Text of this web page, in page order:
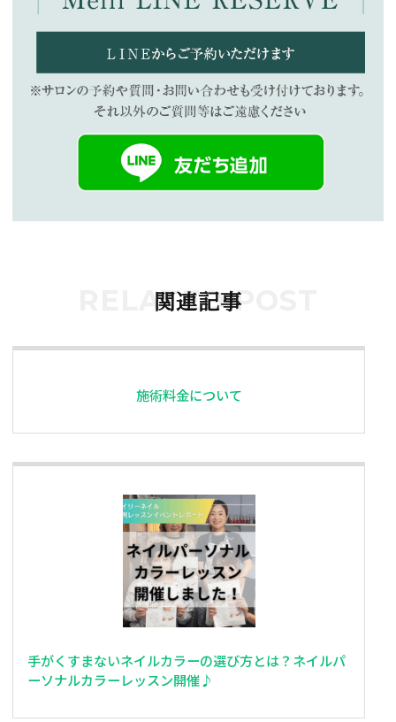
RELATED POST
関連記事
施術料金について
手がくすまないネイルカラーの選び方とは？ネイルパ
ーソナルカラーレッスン開催♪